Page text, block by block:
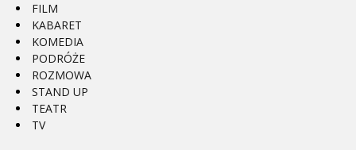
FILM
KABARET
KOMEDIA
PODRÓŻE
ROZMOWA
STAND UP
TEATR
TV